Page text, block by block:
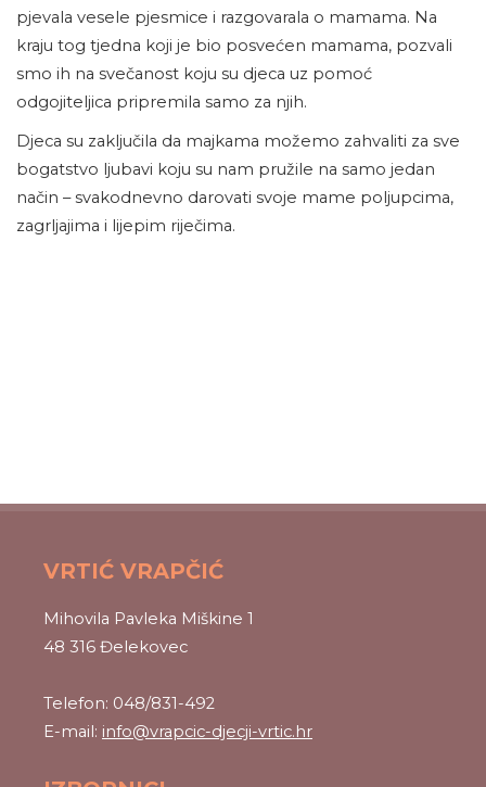
pjevala vesele pjesmice i razgovarala o mamama. Na
kraju tog tjedna koji je bio posvećen mamama, pozvali
smo ih na svečanost koju su djeca uz pomoć
odgojiteljica pripremila samo za njih.
Djeca su zaključila da majkama možemo zahvaliti za sve
bogatstvo ljubavi koju su nam pružile na samo jedan
način – svakodnevno darovati svoje mame poljupcima,
zagrljajima i lijepim riječima.
VRTIĆ VRAPČIĆ
Mihovila Pavleka Miškine 1
48 316 Đelekovec
Telefon: 048/831-492
E-mail: info@vrapcic-djecji-vrtic.hr